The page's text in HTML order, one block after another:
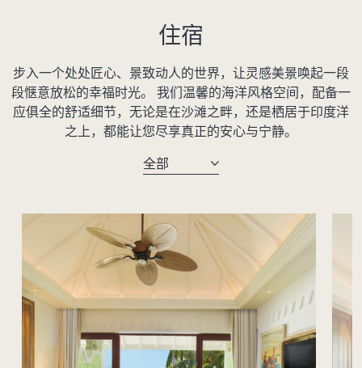
住宿
步入一个处处匠心、景致动人的世界，让灵感美景唤起一段
段惬意放松的幸福时光。 我们温馨的海洋风格空间，配备一
应俱全的舒适细节，无论是在沙滩之畔，还是栖居于印度洋
之上，都能让您尽享真正的安心与宁静。